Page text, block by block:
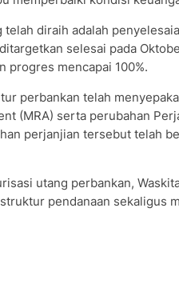
telah diraih adalah
selesai pada
progres mencapai 100%.
perbankan telah
(MRA) serta perubahan
perjanjian tersebut telah
utang perbankan,
pendanaan sekaligus